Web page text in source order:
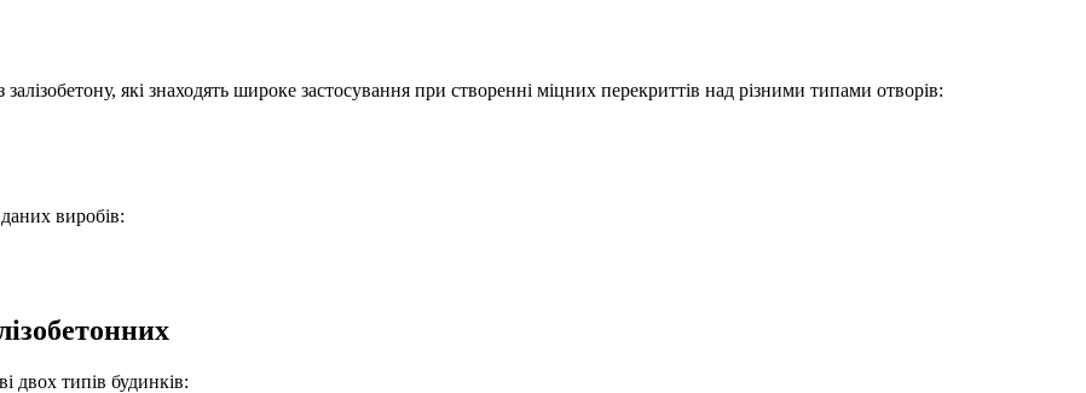
які знаходять широке застосування при створенні міцних перекриттів над різними типами отворів:
виробів:
двох типів будинків: